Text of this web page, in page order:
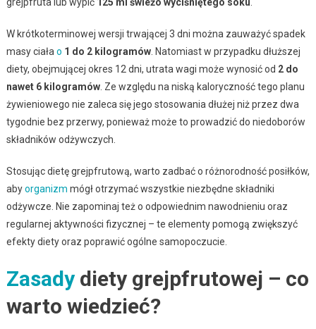
W krótkoterminowej wersji trwającej 3 dni można zauważyć spadek
masy ciała o 1 do 2 kilogramów. Natomiast w przypadku dłuższej
diety, obejmującej okres 12 dni, utrata wagi może wynosić od 2 do
nawet 6 kilogramów. Ze względu na niską kaloryczność tego planu
żywieniowego nie zaleca się jego stosowania dłużej niż przez dwa
tygodnie bez przerwy, ponieważ może to prowadzić do niedoborów
składników odżywczych.
Stosując dietę grejpfrutową, warto zadbać o różnorodność posiłków,
abyorganizm mógł otrzymać wszystkie niezbędne składniki
odżywcze. Nie zapominaj też o odpowiednim nawodnieniu oraz
regularnej aktywności fizycznej – te elementy pomogą zwiększyć
efekty diety oraz poprawić ogólne samopoczucie.
Zasadydiety grejpfrutowej – co
warto wiedzieć?